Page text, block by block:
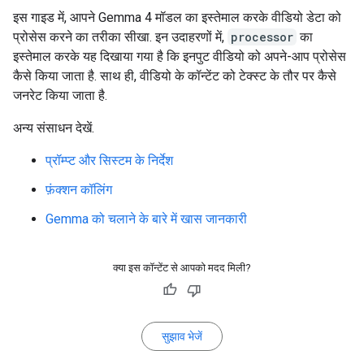
इस गाइड में, आपने Gemma 4 मॉडल का इस्तेमाल करके वीडियो डेटा को
प्रोसेस करने का तरीका सीखा. इन उदाहरणों में, processor का
इस्तेमाल करके यह दिखाया गया है कि इनपुट वीडियो को अपने-आप प्रोसेस
कैसे किया जाता है. साथ ही, वीडियो के कॉन्टेंट को टेक्स्ट के तौर पर कैसे
जनरेट किया जाता है.
अन्य संसाधन देखें.
प्रॉम्प्ट और सिस्टम के निर्देश
फ़ंक्शन कॉलिंग
Gemma को चलाने के बारे में खास जानकारी
क्या इस कॉन्टेंट से आपको मदद मिली?
सुझाव भेजें